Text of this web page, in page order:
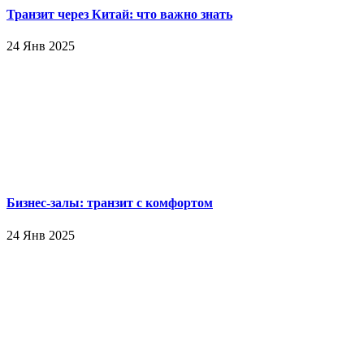
Транзит через Китай: что важно знать
24 Янв 2025
Бизнес-залы: транзит с комфортом
24 Янв 2025